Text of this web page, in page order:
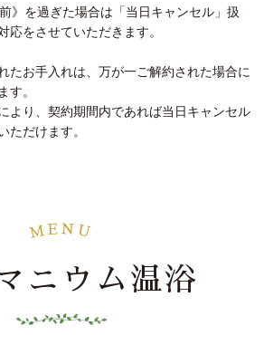
》を過ぎた場合は「当日キャンセル」扱
応をさせていただきます。
たお手入れは、万が一ご解約された場合に
す。
より、契約期間内であれば当日キャンセル
ただけます。
ME N U
ニウム温浴